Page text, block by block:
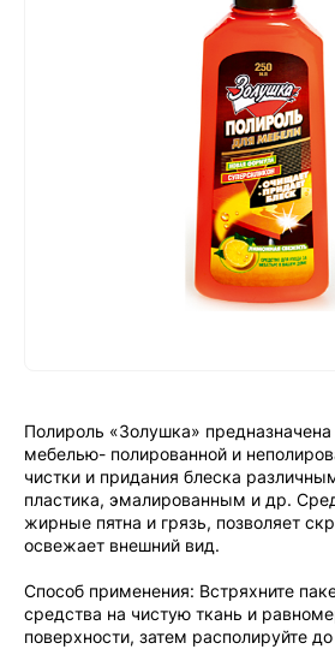
Полироль «Золушка» предназначена
мебелью- полированной и
чистки и придания блеска
пластика, эмалированным и др.
жирные пятна и грязь, позволяет
освежает внешний вид.
Способ применения: Встряхните
средства на чистую ткань и
поверхности, затем располируйте